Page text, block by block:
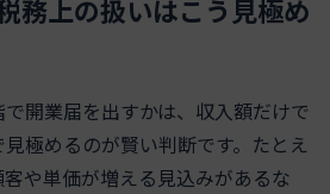
務上の扱いはこう見極め
開業届を出すかは、収入額だけで
見極めるのが賢い判断です。たとえ
や単価が増える見込みがあるな